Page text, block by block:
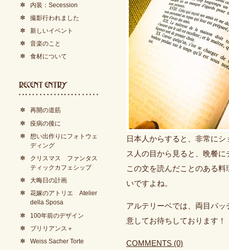
日本人からすると、非常に
ス人の目から見ると、晩餐
この文を読んだことのある
いですよね。
アルテリーベでは、両目パ
意してお待ちしております！
COMMENTS (0)
内装：Secession
撮影行われました
新しいイベント
音楽のこと
食材について
再開の道筋
疫病の後に
想い出作りにフォトウェ
ディング
クリスマス ファンタス
ティックカフェシップ
大晦日の計画
花嫁のアトリエ Atelier
della Sposa
100年前のデザイン
ブリリアンス＋
Weiss Sacher Torte